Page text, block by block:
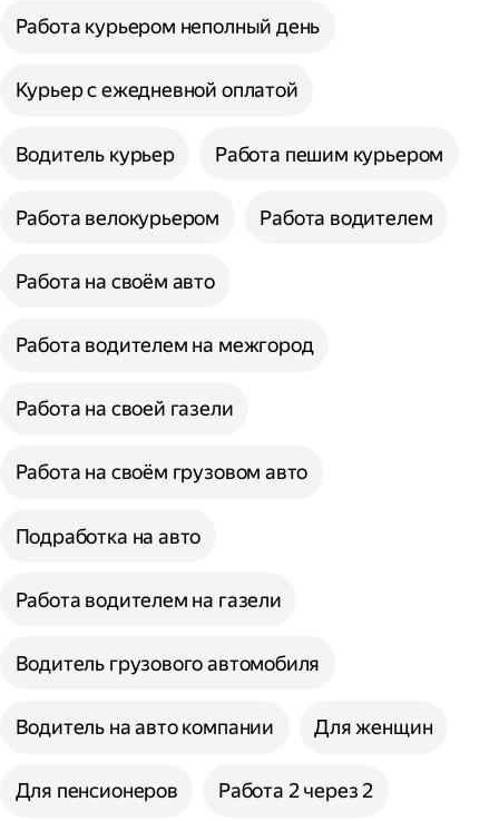
Работа курьером неполный день
Курьер с ежедневной оплатой
Водитель курьер Работа пешим курьером
Работа велокурьером Работа водителем
Работа на своём авто
Работа водителем на межгород
Работа на своей газели
Работа на своём грузовом авто
Подработка на авто
Работа водителем на газели
Водитель грузового автомобиля
Водитель на авто компании Для женщин
Для пенсионеров Работа 2 через 2